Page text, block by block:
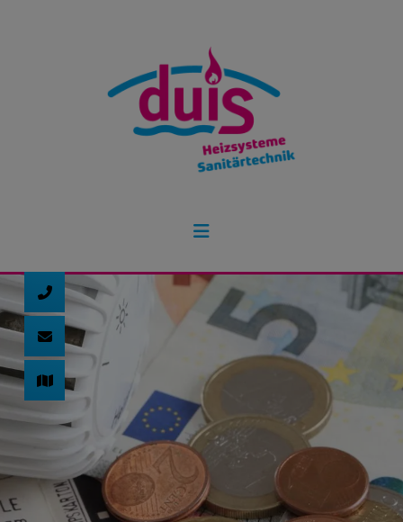
schließen
schließen